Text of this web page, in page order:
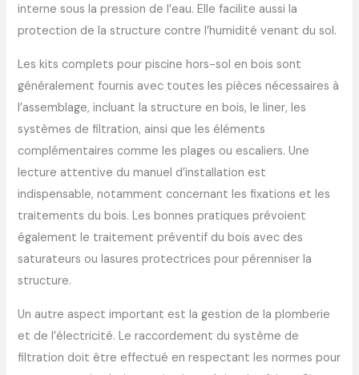
interne sous la pression de l’eau. Elle facilite aussi la
protection de la structure contre l’humidité venant du sol.
Les kits complets pour piscine hors-sol en bois sont
généralement fournis avec toutes les pièces nécessaires à
l’assemblage, incluant la structure en bois, le liner, les
systèmes de filtration, ainsi que les éléments
complémentaires comme les plages ou escaliers. Une
lecture attentive du manuel d’installation est
indispensable, notamment concernant les fixations et les
traitements du bois. Les bonnes pratiques prévoient
également le traitement préventif du bois avec des
saturateurs ou lasures protectrices pour pérenniser la
structure.
Un autre aspect important est la gestion de la plomberie
et de l’électricité. Le raccordement du système de
filtration doit être effectué en respectant les normes pour